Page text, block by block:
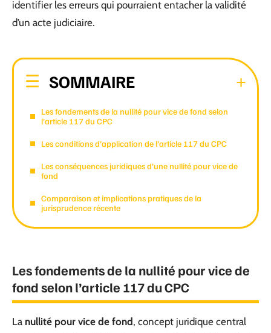
identifier les erreurs qui pourraient entacher la validité
d’un acte judiciaire.
SOMMAIRE
Les fondements de la nullité pour vice de fond selon
l’article 117 du CPC
Les conditions d’application de l’article 117 du CPC
Les conséquences juridiques d’une nullité pour vice de
fond
Comparaison et implications pratiques de la
jurisprudence récente
Les fondements de la nullité pour vice de
fond selon l’article 117 du CPC
La nullité pour vice de fond, concept juridique central